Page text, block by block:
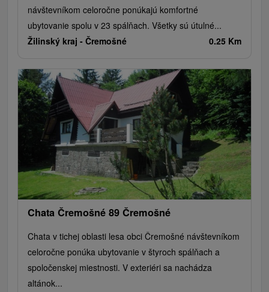
návštevníkom celoročne ponúkajú komfortné
ubytovanie spolu v 23 spálňach. Všetky sú útulné...
Žilinský kraj - Čremošné 0.25 Km
Chata Čremošné 89 Čremošné
Chata v tichej oblasti lesa obci Čremošné návštevníkom
celoročne ponúka ubytovanie v štyroch spálňach a
spoločenskej miestnosti. V exteriéri sa nachádza
altánok...